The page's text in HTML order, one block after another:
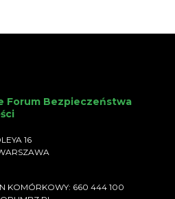
Forum Bezpieczeństwa
16
KOMÓRKOWY: 660 444 100